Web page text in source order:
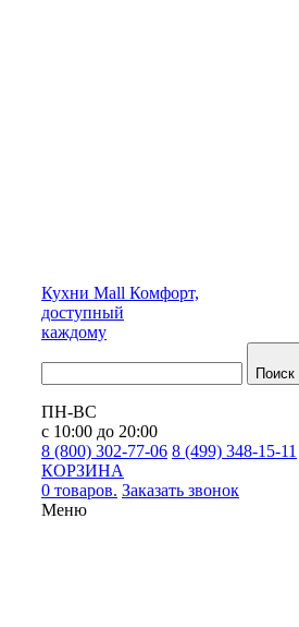
Кухни Mall Комфорт,
доступный
каждому
Поиск
ПН-ВС
с 10:00 до 20:00
8 (800) 302-77-06 8 (499) 348-15-11
КОРЗИНА
0 товаров. Заказать звонок
Меню